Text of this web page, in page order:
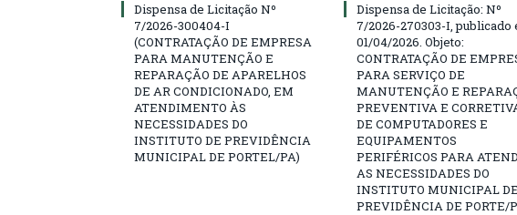
Dispensa de Licitação Nº
7/2026-300404-I
(CONTRATAÇÃO DE EMPRESA
PARA MANUTENÇÃO E
REPARAÇÃO DE APARELHOS
DE AR CONDICIONADO, EM
ATENDIMENTO ÀS
NECESSIDADES DO
INSTITUTO DE PREVIDÊNCIA
MUNICIPAL DE PORTEL/PA)
Dispensa de Licitação: Nº
7/2026-270303-I, publicado
01/04/2026. Objeto:
CONTRATAÇÃO DE
PARA SERVIÇO DE
MANUTENÇÃO E
PREVENTIVA E
DE COMPUTADORES E
EQUIPAMENTOS
PERIFÉRICOS PARA
AS NECESSIDADES DO
INSTITUTO MUNICIPAL DE
PREVIDÊNCIA DE PORTE/